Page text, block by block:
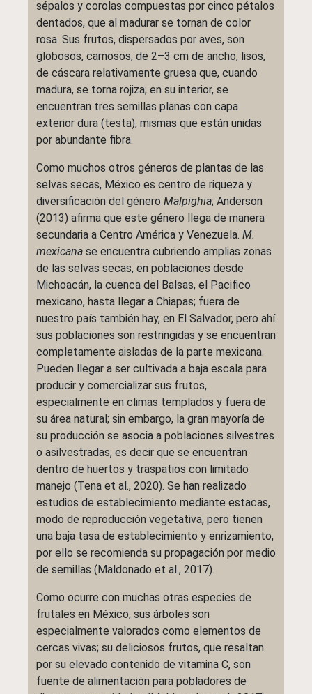
sépalos y corolas compuestas por cinco pétalos
dentados, que al madurar se tornan de color
rosa. Sus frutos, dispersados por aves, son
globosos, carnosos, de 2–3 cm de ancho, lisos,
de cáscara relativamente gruesa que, cuando
madura, se torna rojiza; en su interior, se
encuentran tres semillas planas con capa
exterior dura (testa), mismas que están unidas
por abundante fibra.
Como muchos otros géneros de plantas de las
selvas secas, México es centro de riqueza y
diversificación del género Malpighia; Anderson
(2013) afirma que este género llega de manera
secundaria a Centro América y Venezuela. M.
mexicana se encuentra cubriendo amplias zonas
de las selvas secas, en poblaciones desde
Michoacán, la cuenca del Balsas, el Pacifico
mexicano, hasta llegar a Chiapas; fuera de
nuestro país también hay, en El Salvador, pero ahí
sus poblaciones son restringidas y se encuentran
completamente aisladas de la parte mexicana.
Pueden llegar a ser cultivada a baja escala para
producir y comercializar sus frutos,
especialmente en climas templados y fuera de
su área natural; sin embargo, la gran mayoría de
su producción se asocia a poblaciones silvestres
o asilvestradas, es decir que se encuentran
dentro de huertos y traspatios con limitado
manejo (Tena et al., 2020). Se han realizado
estudios de establecimiento mediante estacas,
modo de reproducción vegetativa, pero tienen
una baja tasa de establecimiento y enrizamiento,
por ello se recomienda su propagación por medio
de semillas (Maldonado et al., 2017).
Como ocurre con muchas otras especies de
frutales en México, sus árboles son
especialmente valorados como elementos de
cercas vivas; su deliciosos frutos, que resaltan
por su elevado contenido de vitamina C, son
fuente de alimentación para pobladores de